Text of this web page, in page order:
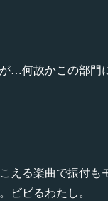
…何故かこの部門
える楽曲で振付
ビビるわたし。